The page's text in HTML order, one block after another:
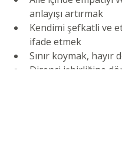
anlayışı artırmak
Kendimi şefkatli ve
ifade etmek
Sınır koymak, hayır
Direnci işbirliğine